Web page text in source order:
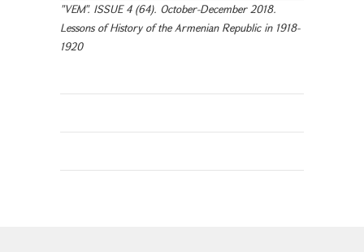
"VEM". ISSUE 4 (64). October-December 2018.
Lessons of History of the Armenian Republic in 1918-
1920